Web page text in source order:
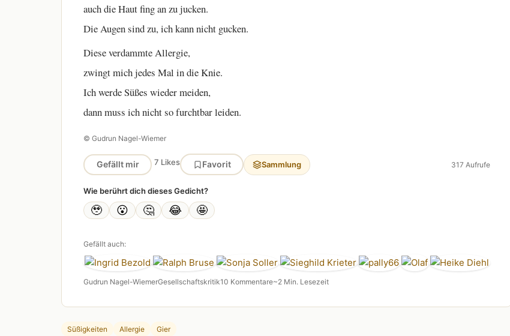
auch die Haut fing an zu jucken.
Die Augen sind zu, ich kann nicht gucken.
Diese verdammte Allergie,
zwingt mich jedes Mal in die Knie.
Ich werde Süßes wieder meiden,
dann muss ich nicht so furchtbar leiden.
© Gudrun Nagel-Wiemer
Gefällt mir 7 Likes Favorit Sammlung 317 Aufrufe
Wie berührt dich dieses Gedicht?
🥹 😮 🤔 😂 🤩
Gefällt auch:
Gudrun Nagel-WiemerGesellschaftskritik10 Kommentare~2 Min. Lesezeit
Süßigkeiten Allergie Gier